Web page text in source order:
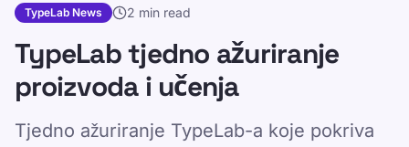
TypeLab News 2 min read
TypeLab tjedno ažuriranje
proizvoda i učenja
Tjedno ažuriranje TypeLab-a koje pokriva